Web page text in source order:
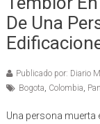
De Una
Publicado por: Diario
Bogota, Colombia,
Una persona muerta